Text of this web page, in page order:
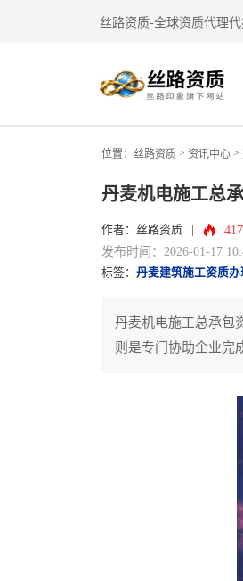
丝路资质-全球资质代理代
位置： 丝路资质 > 资讯中心 >
丹麦机电施工总
作者：丝路资质 417
发布时间：2026-01-17
标签： 丹麦建筑施工资质办
丹麦机电施工总承包
则是专门协助企业完